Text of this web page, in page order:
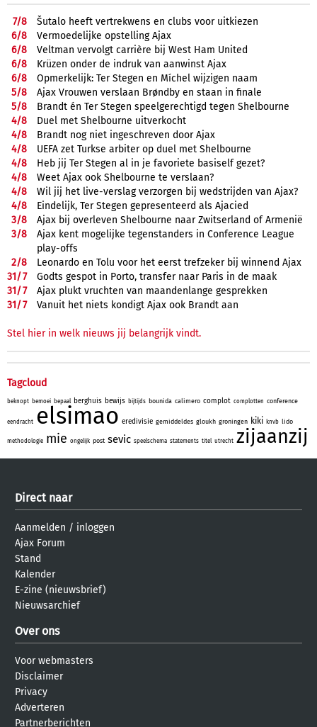
7/8
Šutalo heeft vertrekwens en clubs voor uitkiezen
6/8
Vermoedelijke opstelling Ajax
6/8
Veltman vervolgt carrière bij West Ham United
6/8
Krüzen onder de indruk van aanwinst Ajax
6/8
Opmerkelijk: Ter Stegen en Míchel wijzigen naam
5/8
Ajax Vrouwen verslaan Brøndby en staan in finale
5/8
Brandt én Ter Stegen speelgerechtigd tegen Shelbourne
4/8
Duel met Shelbourne uitverkocht
4/8
Brandt nog niet ingeschreven door Ajax
4/8
UEFA zet Turkse arbiter op duel met Shelbourne
4/8
Heb jij Ter Stegen al in je favoriete basiself gezet?
4/8
Weet Ajax ook Shelbourne te verslaan?
4/8
Wil jij het live-verslag verzorgen bij wedstrijden van Ajax?
4/8
Eindelijk, Ter Stegen gepresenteerd als Ajacied
3/8
Ajax bij overleven Shelbourne naar Zwitserland of Armenië
3/8
Ajax kent mogelijke tegenstanders in Conference League
play-offs
2/8
Leonardo en Tolu voor het eerst trefzeker bij winnend Ajax
31/7
Godts gespot in Porto, transfer naar Paris in de maak
31/7
Ajax plukt vruchten van maandenlange gesprekken
31/7 Vanuit het niets kondigt Ajax ook Brandt aan
Stel hier in welk nieuws jij belangrijk vindt.
Tagcloud
beknopt bemoei bepaal berghuis bewijs bijtijds bounida calimero complot complotten conference
eendracht elsimao eredivisie gemiddeldes gloukh groningen kiki knvb lido
methodologie mie ongelijk post sevic speelschema statements titel utrecht zijaanzij
Direct naar
Aanmelden / inloggen
Ajax Forum
Stand
Kalender
E-zine (nieuwsbrief)
Nieuwsarchief
Over ons
Voor webmasters
Disclaimer
Privacy
Adverteren
Partnerberichten